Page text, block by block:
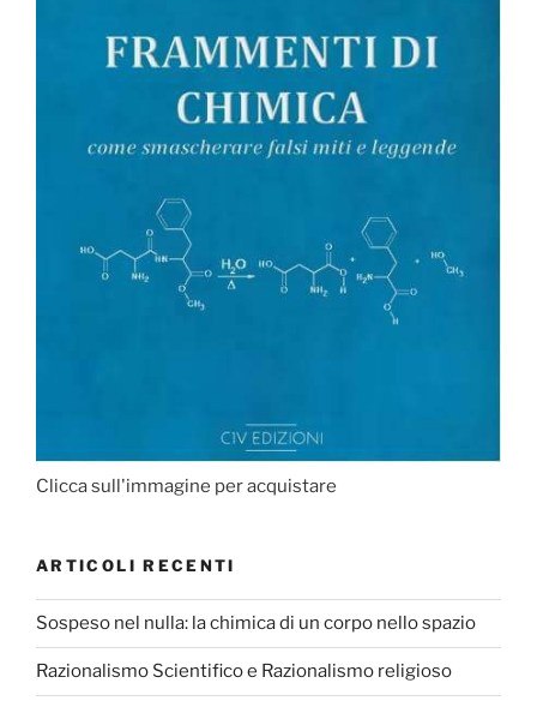
Clicca sull'immagine per acquistare
ARTICOLI RECENTI
Sospeso nel nulla: la chimica di un corpo nello spazio
Razionalismo Scientifico e Razionalismo religioso